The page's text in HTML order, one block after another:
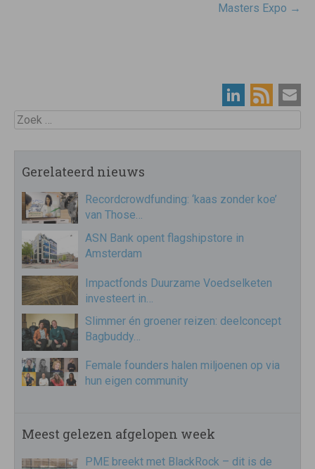
Masters Expo →
Zoek
Gerelateerd nieuws
Recordcrowdfunding: ‘kaas zonder koe’
van Those…
ASN Bank opent flagshipstore in
Amsterdam
Impactfonds Duurzame Voedselketen
investeert in…
Slimmer én groener reizen: deelconcept
Bagbuddy…
Female founders halen miljoenen op via
hun eigen community
Meest gelezen afgelopen week
PME breekt met BlackRock – dit is de